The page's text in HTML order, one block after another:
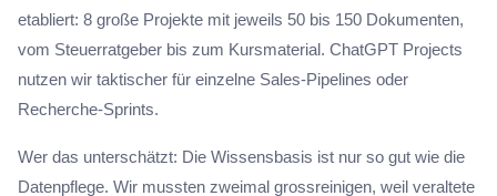
etabliert: 8 große Projekte mit jeweils 50 bis 150 Dokumenten,
vom Steuerratgeber bis zum Kursmaterial. ChatGPT Projects
nutzen wir taktischer für einzelne Sales-Pipelines oder
Recherche-Sprints.
Wer das unterschätzt: Die Wissensbasis ist nur so gut wie die
Datenpflege. Wir mussten zweimal grossreinigen, weil veraltete